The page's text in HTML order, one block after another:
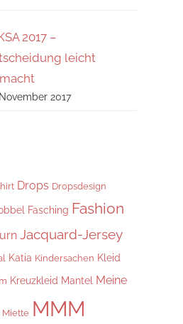
2017 –
leicht
2017
Drops Dropsdesign
Fasching Fashion
Jacquard-Jersey
Katia Kindersachen Kleid
Kreuzkleid Mantel Meine
Miette MMM